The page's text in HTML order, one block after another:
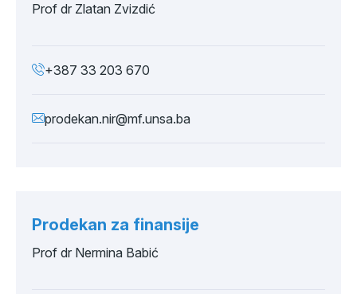
Prof dr Zlatan Zvizdić
+387 33 203 670
prodekan.nir@mf.unsa.ba
Prodekan za finansije
Prof dr Nermina Babić